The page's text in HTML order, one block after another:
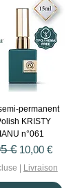
permanent
KRISTY
n°061
€ Prix
10,00 €
Livraison